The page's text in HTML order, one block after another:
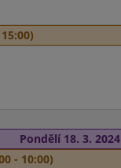
Pondělí 18. 3. 2024
- 10:00)